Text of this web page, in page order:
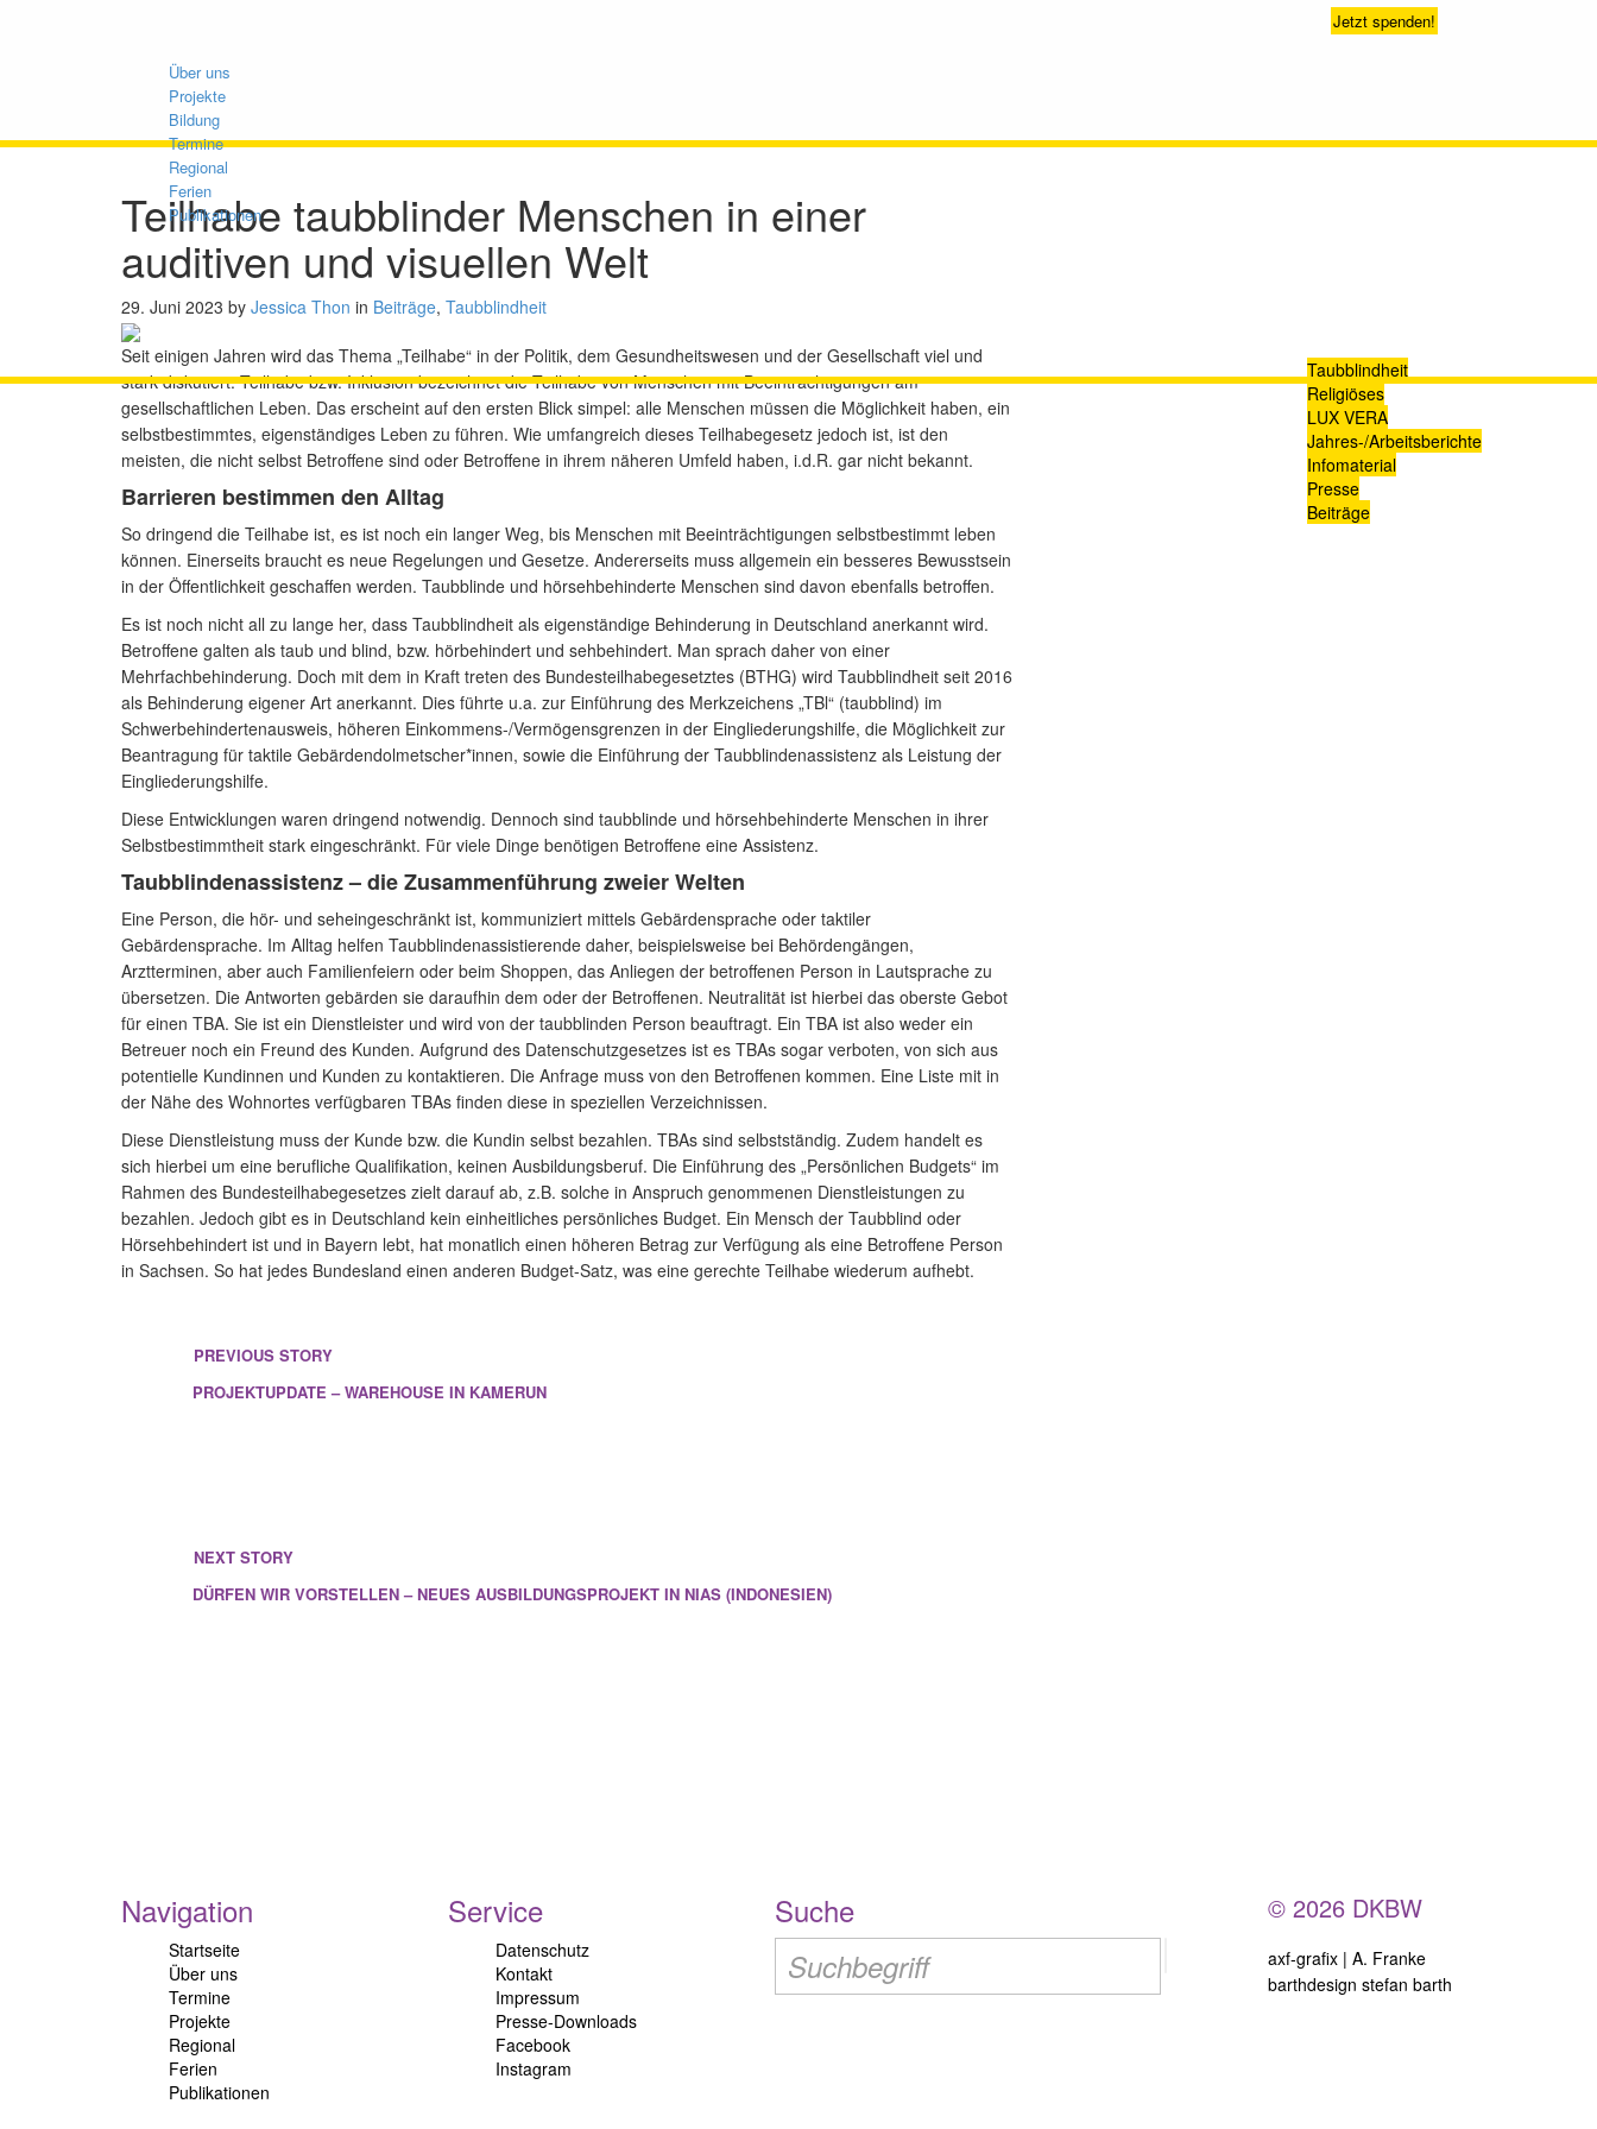
Über uns
Projekte
Bildung
Termine
Regional
Ferien
Publikationen
Jetzt spenden!
Teilhabe taubblinder Menschen in einer
auditiven und visuellen Welt
29. Juni 2023 by Jessica Thon in Beiträge, Taubblindheit
auditiven und visuellen Welt
Seit einigen Jahren wird das Thema „Teilhabe“ in der Politik, dem Gesundheitswesen und der Gesellschaft viel und
stark diskutiert. Teilhabe bzw. Inklusion bezeichnet die Teilhabe von Menschen mit Beeinträchtigungen am
gesellschaftlichen Leben. Das erscheint auf den ersten Blick simpel: alle Menschen müssen die Möglichkeit haben, ein
selbstbestimmtes, eigenständiges Leben zu führen. Wie umfangreich dieses Teilhabegesetz jedoch ist, ist den
meisten, die nicht selbst Betroffene sind oder Betroffene in ihrem näheren Umfeld haben, i.d.R. gar nicht bekannt.
Barrieren bestimmen den Alltag
So dringend die Teilhabe ist, es ist noch ein langer Weg, bis Menschen mit Beeinträchtigungen selbstbestimmt leben
können. Einerseits braucht es neue Regelungen und Gesetze. Andererseits muss allgemein ein besseres Bewusstsein
in der Öffentlichkeit geschaffen werden. Taubblinde und hörsehbehinderte Menschen sind davon ebenfalls betroffen.
Es ist noch nicht all zu lange her, dass Taubblindheit als eigenständige Behinderung in Deutschland anerkannt wird.
Betroffene galten als taub und blind, bzw. hörbehindert und sehbehindert. Man sprach daher von einer
Mehrfachbehinderung. Doch mit dem in Kraft treten des Bundesteilhabegesetztes (BTHG) wird Taubblindheit seit 2016
als Behinderung eigener Art anerkannt. Dies führte u.a. zur Einführung des Merkzeichens „TBl“ (taubblind) im
Schwerbehindertenausweis, höheren Einkommens-/Vermögensgrenzen in der Eingliederungshilfe, die Möglichkeit zur
Beantragung für taktile Gebärdendolmetscher*innen, sowie die Einführung der Taubblindenassistenz als Leistung der
Eingliederungshilfe.
Diese Entwicklungen waren dringend notwendig. Dennoch sind taubblinde und hörsehbehinderte Menschen in ihrer
Selbstbestimmtheit stark eingeschränkt. Für viele Dinge benötigen Betroffene eine Assistenz.
Taubblindenassistenz – die Zusammenführung zweier Welten
Eine Person, die hör- und seheingeschränkt ist, kommuniziert mittels Gebärdensprache oder taktiler
Gebärdensprache. Im Alltag helfen Taubblindenassistierende daher, beispielsweise bei Behördengängen,
Arztterminen, aber auch Familienfeiern oder beim Shoppen, das Anliegen der betroffenen Person in Lautsprache zu
übersetzen. Die Antworten gebärden sie daraufhin dem oder der Betroffenen. Neutralität ist hierbei das oberste Gebot
für einen TBA. Sie ist ein Dienstleister und wird von der taubblinden Person beauftragt. Ein TBA ist also weder ein
Betreuer noch ein Freund des Kunden. Aufgrund des Datenschutzgesetzes ist es TBAs sogar verboten, von sich aus
potentielle Kundinnen und Kunden zu kontaktieren. Die Anfrage muss von den Betroffenen kommen. Eine Liste mit in
der Nähe des Wohnortes verfügbaren TBAs finden diese in speziellen Verzeichnissen.
Diese Dienstleistung muss der Kunde bzw. die Kundin selbst bezahlen. TBAs sind selbstständig. Zudem handelt es
sich hierbei um eine berufliche Qualifikation, keinen Ausbildungsberuf. Die Einführung des „Persönlichen Budgets“ im
Rahmen des Bundesteilhabegesetzes zielt darauf ab, z.B. solche in Anspruch genommenen Dienstleistungen zu
bezahlen. Jedoch gibt es in Deutschland kein einheitliches persönliches Budget. Ein Mensch der Taubblind oder
Hörsehbehindert ist und in Bayern lebt, hat monatlich einen höheren Betrag zur Verfügung als eine Betroffene Person
in Sachsen. So hat jedes Bundesland einen anderen Budget-Satz, was eine gerechte Teilhabe wiederum aufhebt.
PREVIOUS STORY
PROJEKTUPDATE – WAREHOUSE IN KAMERUN
NEXT STORY
DÜRFEN WIR VORSTELLEN – NEUES AUSBILDUNGSPROJEKT IN NIAS (INDONESIEN)
Taubblindheit
Religiöses
LUX VERA
Jahres-/​Arbeitsberichte
Infomaterial
Presse
Beiträge
Navigation
Startseite
Über uns
Termine
Projekte
Regional
Ferien
Publikationen
Service
Datenschutz
Kontakt
Impressum
Presse-Downloads
Facebook
Instagram
Suche © 2026 DKBW
axf-grafix | A. Franke
barthdesign stefan barth